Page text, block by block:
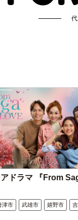
ドラマ 『From
津市 武雄市 嬉野市